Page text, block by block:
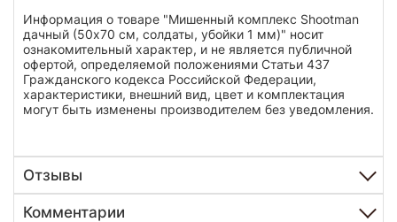
Информация о товаре "Мишенный комплекс Shootman
дачный (50x70 см, солдаты, убойки 1 мм)" носит
ознакомительный характер, и не является публичной
офертой, определяемой положениями Статьи 437
Гражданского кодекса Российской Федерации,
характеристики, внешний вид, цвет и комплектация
могут быть изменены производителем без уведомления.
Отзывы
Комментарии